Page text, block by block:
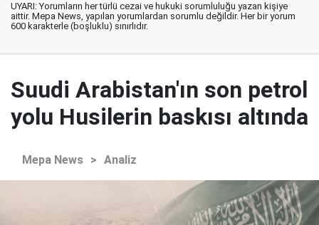
UYARI: Yorumların her türlü cezai ve hukuki sorumluluğu yazan kişiye
aittir. Mepa News, yapılan yorumlardan sorumlu değildir. Her bir yorum
600 karakterle (boşluklu) sınırlıdır.
Suudi Arabistan'ın son petrol
yolu Husilerin baskısı altında
Mepa News > Analiz